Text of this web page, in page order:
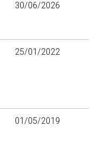
30/06/2026
25/01/2022
01/05/2019